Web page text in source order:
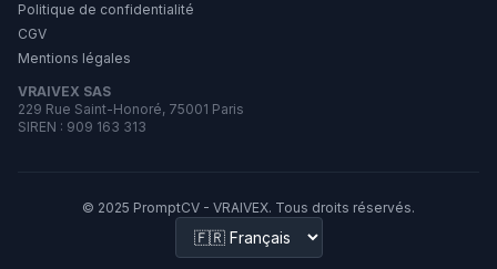
Politique de confidentialité
CGV
Mentions légales
VRAIVEX SAS
229 Rue Saint-Honoré, 75001 Paris
SIREN : 909 163 313
© 2025 PromptCV - VRAIVEX. Tous droits réservés.